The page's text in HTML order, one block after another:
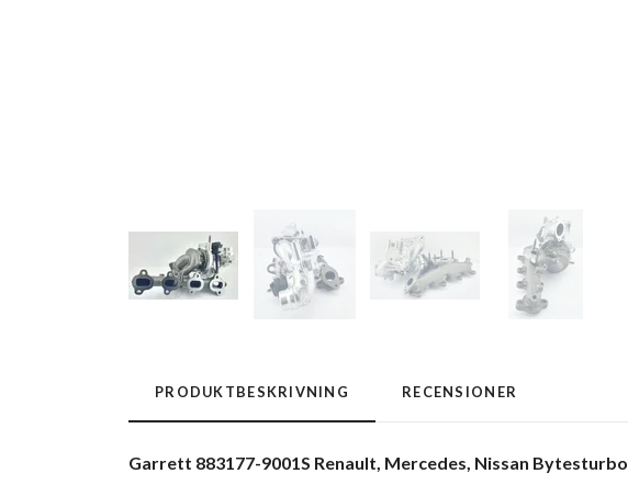
PRODUKTBESKRIVNING RECENSIONER
Garrett 883177-9001S Renault, Mercedes, Nissan Bytesturbo